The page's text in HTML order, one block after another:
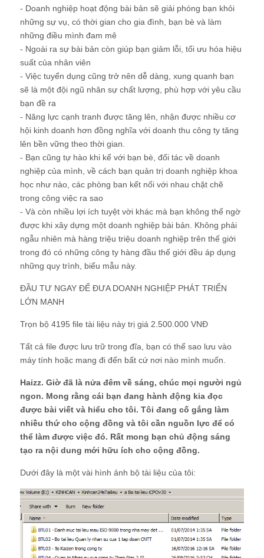
- Doanh nghiệp hoạt động bài bản sẽ giải phóng bạn khỏi
những sự vụ, có thời gian cho gia đình, bạn bè và làm
những điều mình đam mê
- Ngoài ra sự bài bản còn giúp bạn giảm lỗi, tối ưu hóa hiệu
suất của nhân viên
- Việc tuyển dụng cũng trở nên dễ dàng, xung quanh bạn
sẽ là một đội ngũ nhân sự chất lượng, phù hợp với yêu cầu
bạn đề ra
- Năng lực cạnh tranh được tăng lên, nhận được nhiều cơ
hội kinh doanh hơn đồng nghĩa với doanh thu công ty tăng
lên bền vững theo thời gian.
- Bạn cũng tự hào khi kể với bạn bè, đối tác về doanh
nghiệp của mình, về cách bạn quản trị doanh nghiệp khoa
học như nào, các phòng ban kết nối với nhau chặt chẽ
trong công việc ra sao
- Và còn nhiều lợi ích tuyệt vời khác mà bạn không thể ngờ
được khi xây dựng một doanh nghiệp bài bản. Không phải
ngẫu nhiên mà hàng triệu triệu doanh nghiệp trên thế giới
trong đó có những công ty hàng đầu thế giới đều áp dụng
những quy trình, biểu mẫu này.
ĐẦU TƯ NGAY ĐỂ ĐƯA DOANH NGHIỆP PHÁT TRIỂN
LỚN MẠNH
Trọn bộ 4195 file tài liệu này trị giá 2.500.000 VNĐ
Tất cả file được lưu trữ trong đĩa, bạn có thể sao lưu vào
máy tính hoặc mang đi đến bất cứ nơi nào mình muốn.
Haizz. Giờ đã là nửa đêm về sáng, chúc mọi người ngủ
ngon. Mong rằng cái bạn đang hành động kia đọc
được bài viết và hiểu cho tôi. Tôi đang cố gắng làm
nhiều thứ cho cộng đồng và tôi cần nguồn lực để có
thể làm được việc đó. Rất mong bạn chủ động sáng
tạo ra nội dung mới hữu ích cho cộng đồng.
Dưới đây là một vài hình ảnh bộ tài liệu của tôi: